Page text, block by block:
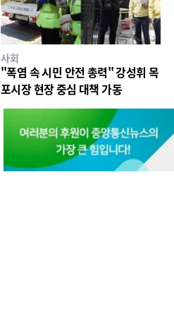
사회
"폭염 속 시민 안전 총력" 강성휘 목
포시장 현장 중심 대책 가동